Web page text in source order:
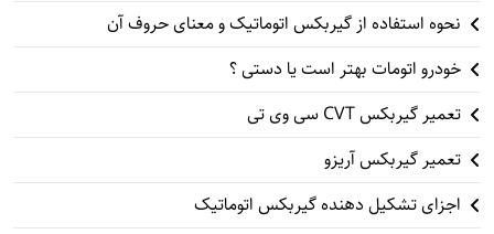
نحوه استفاده از گیربکس اتوماتیک و معنای حروف آن
خودرو اتومات بهتر است یا دستی ؟
تعمیر گیربکس CVT سی وی تی
تعمیر گیربکس آریزو
اجزای تشکیل دهنده گیربکس اتوماتیک